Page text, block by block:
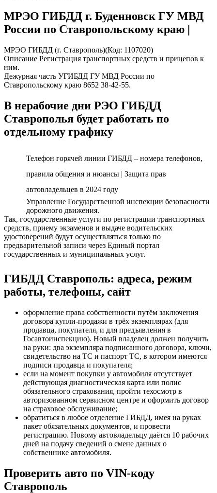
МРЭО ГИБДД г. Буденновск ГУ МВД
России по Ставропольскому краю |
МРЭО ГИБДД (г. Ставрополь)(Код: 1107020)
Описание Регистрация транспортных средств и прицепов к
ним.
Дежурная часть УГИБДД ГУ МВД России по
Ставропольскому краю 8652 38-42-55.
В нерабочие дни РЭО ГИБДД
Ставрополья будет работать по
отдельному графику
Телефон горячей линии ГИБДД – номера телефонов,
правила общения и нюансы | Защита прав
автовладельцев в 2024 году
Управление Государственной инспекции безопасности
дорожного движения.
Так, государственные услуги по регистрации транспортных
средств, приему экзаменов и выдаче водительских
удостоверений будут осуществляться только по
предварительной записи через Единый портал
государственных и муниципальных услуг.
ГИБДД Ставрополь: адреса, режим
работы, телефоны, сайт
оформление права собственности путём заключения
договора купли-продажи в трёх экземплярах (для
продавца, покупателя, и для предъявления в
Госавтоинспекцию). Новый владелец должен получить
на руки: два экземпляра подписанного договора, ключи,
свидетельство на ТС и паспорт ТС, в котором имеются
подписи продавца и покупателя;
если на момент покупки у автомобиля отсутствует
действующая диагностическая карта или полис
обязательного страхования, пройти техосмотр в
авторизованном сервисном центре и оформить договор
на страховое обслуживание;
обратиться в любое отделение ГИБДД, имея на руках
пакет обязательных документов, и провести
регистрацию. Новому автовладельцу даётся 10 рабочих
дней на подачу сведений о смене данных о
собственнике автомобиля.
Проверить авто по VIN-коду
Ставрополь